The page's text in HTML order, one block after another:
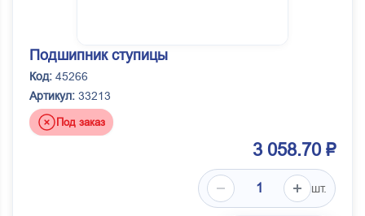
Подшипник ступицы
Код: 45266
Артикул: 33213
Под заказ
3 058.70 ₽
шт.